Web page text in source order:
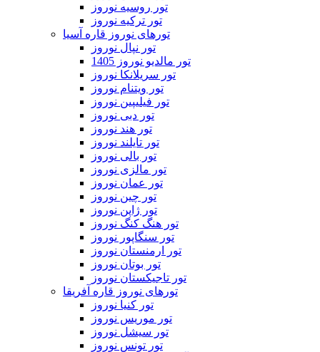
تور روسیه نوروز
تور ترکیه نوروز
تورهای نوروز قاره آسیا
تور نپال نوروز
تور مالدیو نوروز 1405
تور سریلانکا نوروز
تور ویتنام نوروز
تور فیلیپین نوروز
تور دبی نوروز
تور هند نوروز
تور تایلند نوروز
تور بالی نوروز
تور مالزی نوروز
تور عمان نوروز
تور چین نوروز
تور ژاپن نوروز
تور هنگ کنگ نوروز
تور سنگاپور نوروز
تور ارمنستان نوروز
تور بوتان نوروز
تور تاجیکستان نوروز
تورهای نوروز قاره آفریقا
تور کنیا نوروز
تور موریس نوروز
تور سیشل نوروز
تور تونس نوروز